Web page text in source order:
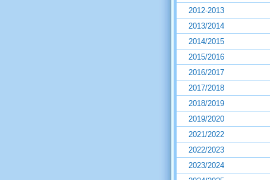
2012-2013
2013/2014
2014/2015
2015/2016
2016/2017
2017/2018
2018/2019
2019/2020
2021/2022
2022/2023
2023/2024